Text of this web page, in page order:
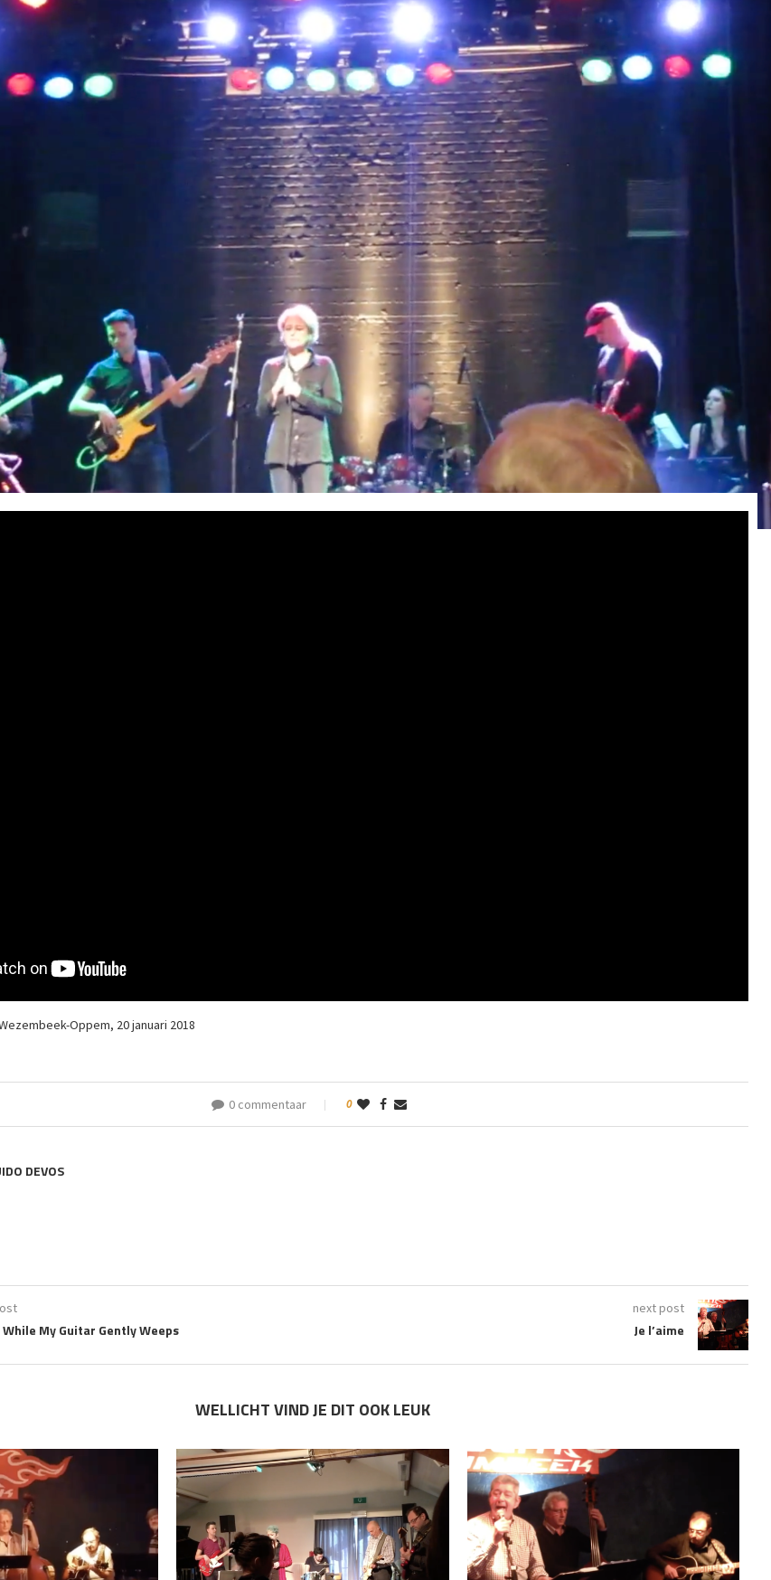
Oppem, 20 januari 2018
0 commentaar 0
DEVOS
While My Guitar Gently Weeps
next post
Je l’aime
WELLICHT VIND JE DIT OOK LEUK